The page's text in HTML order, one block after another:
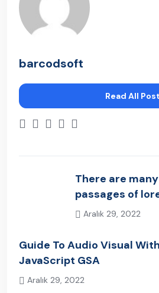
barcodsoft
Read All Post
There are
passages of
Aralık 29, 2022
Guide To Audio Visual With
JavaScript GSA
Aralık 29, 2022